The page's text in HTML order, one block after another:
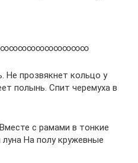
Не прозвякнет кольцо у
полынь. Спит черемуха в
с рамами в тонкие
На полу кружевные